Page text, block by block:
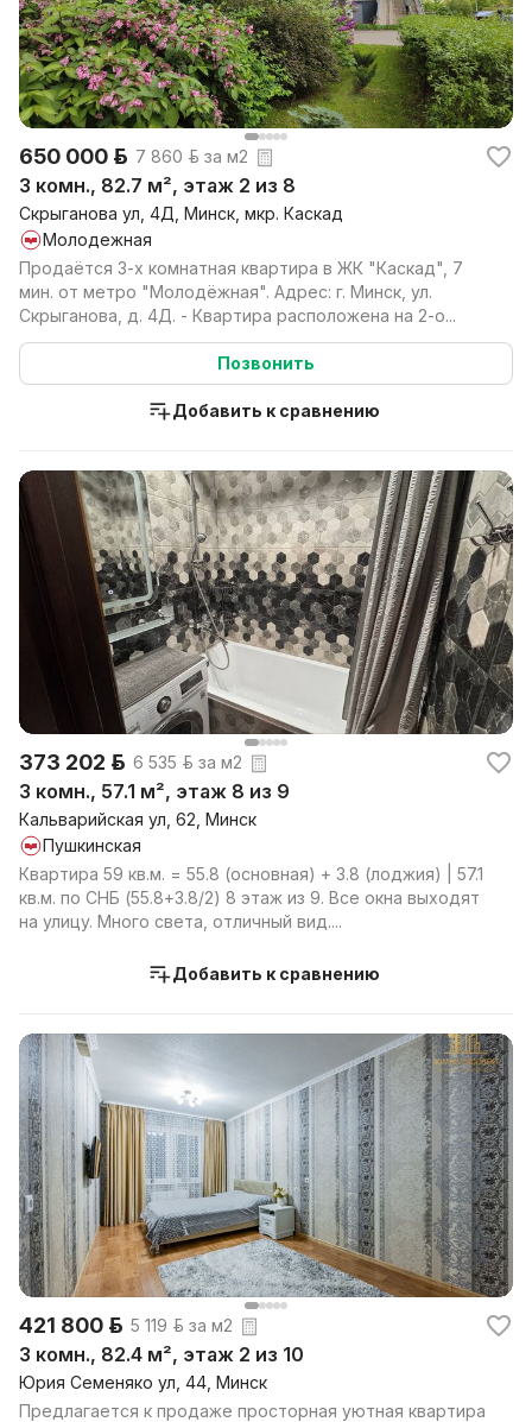
650 000 р. 7 860 р. за м2
3 комн., 82.7 м², этаж 2 из 8
Скрыганова ул, 4Д, Минск, мкр. Каскад
Молодежная
Продаётся 3-х комнатная квартира в ЖК "Каскад", 7
мин. от метро "Молодёжная". Адрес: г. Минск, ул.
Скрыганова, д. 4Д. - Квартира расположена на 2-о...
Позвонить
Добавить к сравнению
373 202 р. 6 535 р. за м2
3 комн., 57.1 м², этаж 8 из 9
Кальварийская ул, 62, Минск
Пушкинская
Квартира 59 кв.м. = 55.8 (основная) + 3.8 (лоджия) | 57.1
кв.м. по СНБ (55.8+3.8/2) 8 этаж из 9. Все окна выходят
на улицу. Много света, отличный вид....
Добавить к сравнению
421 800 р. 5 119 р. за м2
3 комн., 82.4 м², этаж 2 из 10
Юрия Семеняко ул, 44, Минск
Предлагается к продаже просторная уютная квартира